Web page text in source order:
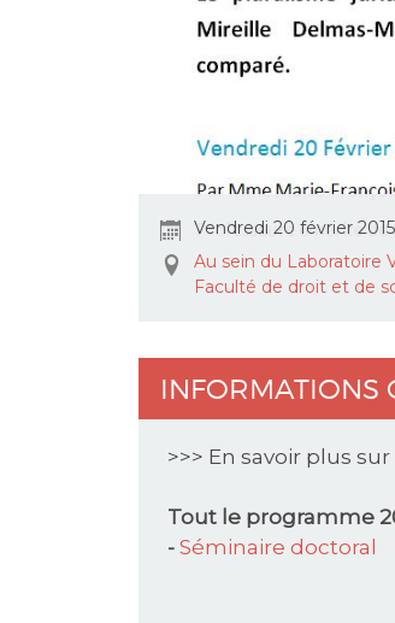
Vendredi 20 février
Au sein du Laboratoire
Faculté de droit et de
INFORMATIONS
>>> En savoir plus sur
Tout le programme
- Séminaire doctoral